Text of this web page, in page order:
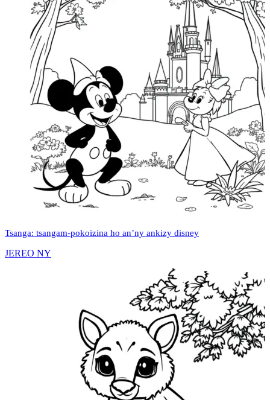
Tsanga: tsangam-pokoizina ho an’ny ankizy disney
JEREO NY